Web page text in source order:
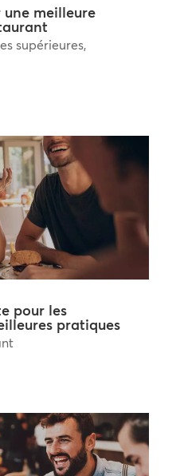
meilleure
supérieures,
pour les
pratiques